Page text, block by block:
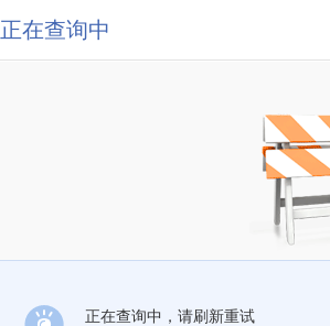
正在查询中
正在查询中，请刷新重试